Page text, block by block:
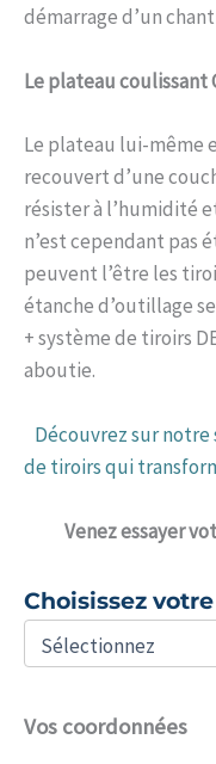
démarrage d’un
Le plateau coulissant
Le plateau lui-même
recouvert d’une
résister à l’humidité
n’est cependant pas
peuvent l’être les
étanche d’outillage
+ système de tiroirs
aboutie.
Découvrez sur notre
de tiroirs qui
Venezessayer
Choisissez
Vos coordonnées